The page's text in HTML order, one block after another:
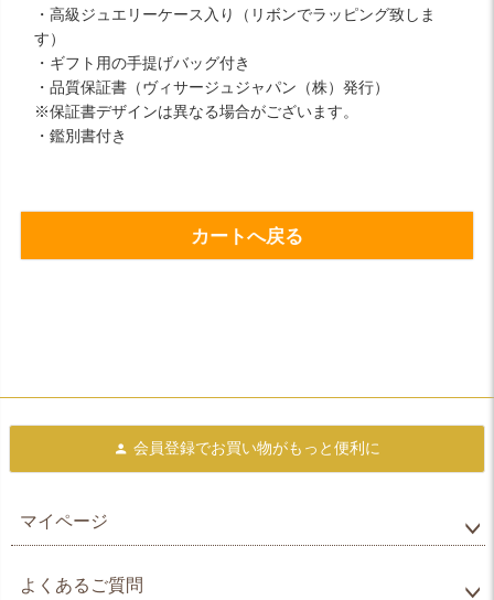
・高級ジュエリーケース入り（リボンでラッピング致しま
す）
・ギフト用の手提げバッグ付き
・品質保証書（ヴィサージュジャパン（株）発行）
※保証書デザインは異なる場合がございます。
・鑑別書付き
カートへ戻る
会員登録でお買い物がもっと便利に
マイページ
よくあるご質問